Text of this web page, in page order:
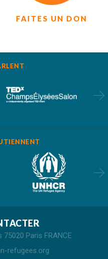
FAITES UN DON
Paris FRANCE
refugees.org